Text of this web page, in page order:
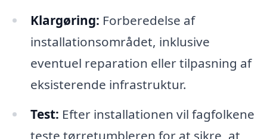
Klargøring: Forberedelse af
installationsområdet, inklusive
eventuel reparation eller tilpasning af
eksisterende infrastruktur.
Test: Efter installationen vil fagfolkene
teste tørretumbleren for at sikre, at